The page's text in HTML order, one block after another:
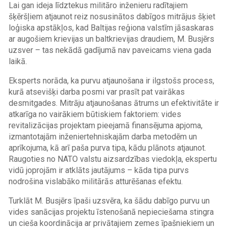
Lai gan ideja līdztekus militāro inženieru radītajiem
šķēršļiem atjaunot reiz nosusinātos dabīgos mitrājus šķiet
loģiska apstākļos, kad Baltijas reģiona valstīm jāsaskaras
ar augošiem krievijas un baltkrievijas draudiem, M. Busjērs
uzsver – tas nekādā gadījumā nav paveicams viena gada
laikā.
Eksperts norāda, ka purvu atjaunošana ir ilgstošs process,
kurā atsevišķi darba posmi var prasīt pat vairākas
desmitgades. Mitrāju atjaunošanas ātrums un efektivitāte ir
atkarīga no vairākiem būtiskiem faktoriem: vides
revitalizācijas projektam pieejamā finansējuma apjoma,
izmantotajām inženiertehniskajām darba metodēm un
aprīkojuma, kā arī paša purva tipa, kādu plānots atjaunot.
Raugoties no NATO valstu aizsardzības viedokļa, ekspertu
vidū joprojām ir atklāts jautājums – kāda tipa purvs
nodrošina vislabāko militārās atturēšanas efektu.
Turklāt M. Busjērs īpaši uzsvēra, ka šādu dabīgo purvu un
vides sanācijas projektu īstenošanā nepieciešama stingra
un cieša koordinācija ar privātajiem zemes īpašniekiem un